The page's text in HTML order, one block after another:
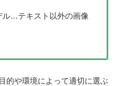
ル…テキスト以外の画像
的や環境によって適切に選ぶ